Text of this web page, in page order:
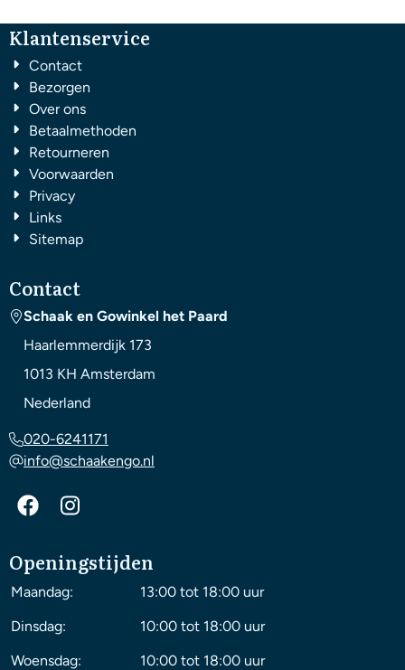
Klantenservice
Contact
Bezorgen
Over ons
Betaalmethoden
Retourneren
Voorwaarden
Privacy
Links
Sitemap
Contact
Schaak en Gowinkel het Paard
Haarlemmerdijk 173
1013 KH Amsterdam
Nederland
020-6241171
info@schaakengo.nl
Openingstijden
Maandag:
13:00 tot 18:00 uur
Dinsdag:
10:00 tot 18:00 uur
Woensdag:
10:00 tot 18:00 uur